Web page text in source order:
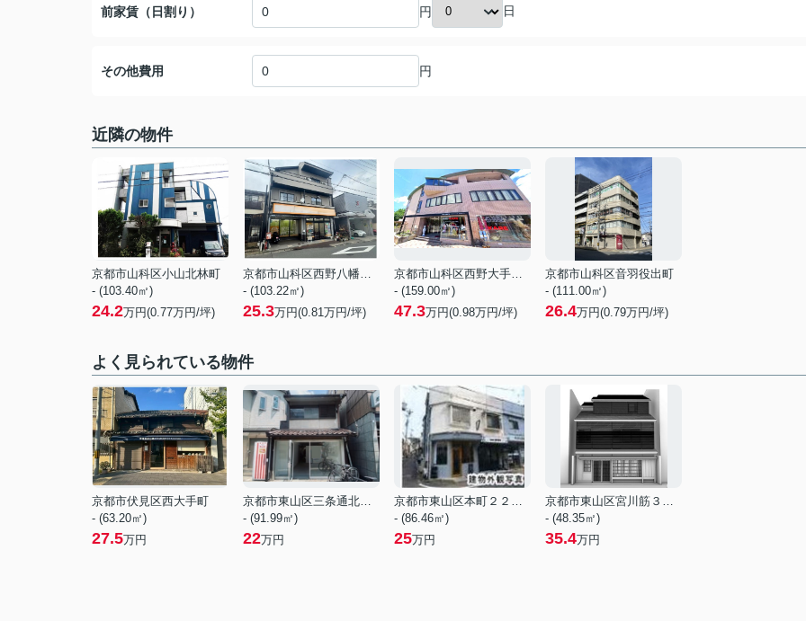
前家賃（日割り） 円 日
その他費用 円
近隣の物件
京都市山科区小山北林町
- (103.40㎡)
24.2万円(0.77万円/坪)
- (103.22㎡)
25.3万円(0.81万円/坪)
- (159.00㎡)
47.3万円(0.98万円/坪)
京都市山科区音羽役出町
- (111.00㎡)
26.4万円(0.79万円/坪)
よく見られている物件
京都市伏見区西大手町
- (63.20㎡)
27.5万円
- (91.99㎡)
22万円
- (86.46㎡)
25万円
- (48.35㎡)
35.4万円